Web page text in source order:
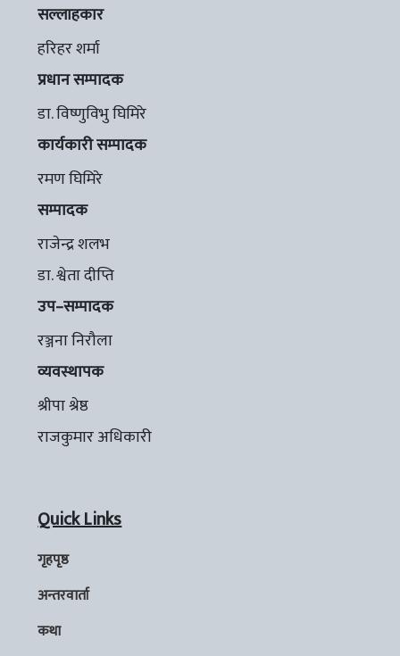
सल्लाहकार
हरिहर शर्मा
प्रधान सम्पादक
डा. विष्णुविभु घिमिरे
कार्यकारी सम्पादक
रमण घिमिरे
सम्पादक
राजेन्द्र शलभ
डा. श्वेता दीप्ति
उप–सम्पादक
रञ्जना निरौला
व्यवस्थापक
श्रीपा श्रेष्ठ
राजकुमार अधिकारी
Quick Links
गृहपृष्ठ
अन्तरवार्ता
कथा